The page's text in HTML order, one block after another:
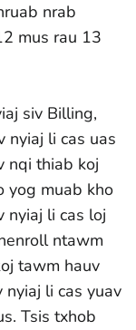
nrab
mus rau 13
siv Billing,
nyiaj li cas uas
nqi thiab koj
yog muab kho
nyiaj li cas loj
ntawm
tawm hauv
nyiaj li cas yuav
Tsis txhob